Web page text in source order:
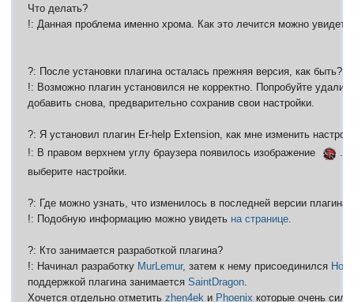
Что делать?
!: Данная проблема именно хрома. Как это лечится можно увидеть
?: После установки плагина осталась прежняя версия, как быть?
!: Возможно плагин установился не корректно. Попробуйте
добавить снова, предварительно сохранив свои настройки.
?: Я установил плагин Er-help Extension, как мне изменить
!: В правом верхнем углу браузера появилось изображение
.
выберите настройки.
?: Где можно узнать, что изменилось в последней версии плагина?
!: Подобную информацию можно увидеть на странице.
?: Кто занимается разработкой плагина?
!: Начинал разработку MurLemur, затем к нему присоединился
поддержкой плагина занимаетсяSaintDragon.
Хочется отдельно отметитьzhen4ek и Phoenix которые очень